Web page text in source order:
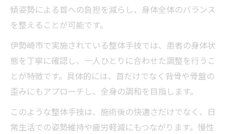
傾姿勢による首への負担を減らし、身体全体のバランス
を整えることが可能です。
伊勢崎市で実施されている整体手技では、患者の身体状
態を丁寧に確認し、一人ひとりに合わせた調整を行うこ
とが特徴です。具体的には、首だけでなく背骨や骨盤の
歪みにもアプローチし、全身の調和を目指します。
このような整体手技は、施術後の快適さだけでなく、日
常生活での姿勢維持や疲労軽減にもつながります。慢性